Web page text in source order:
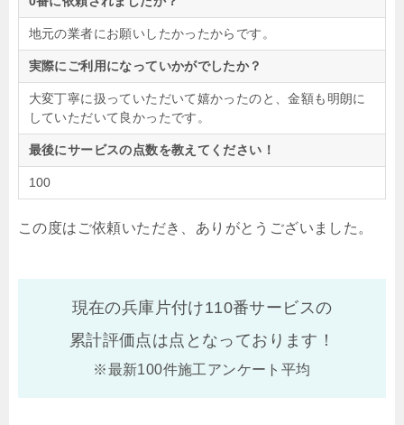
地元の業者にお願いしたかったからです。
実際にご利用になっていかがでしたか？
大変丁寧に扱っていただいて嬉かったのと、金額も明朗に
していただいて良かったです。
最後にサービスの点数を教えてください！
100
この度はご依頼いただき、ありがとうございました。
現在の兵庫片付け110番サービスの
累計評価点は点となっております！
※最新100件施工アンケート平均